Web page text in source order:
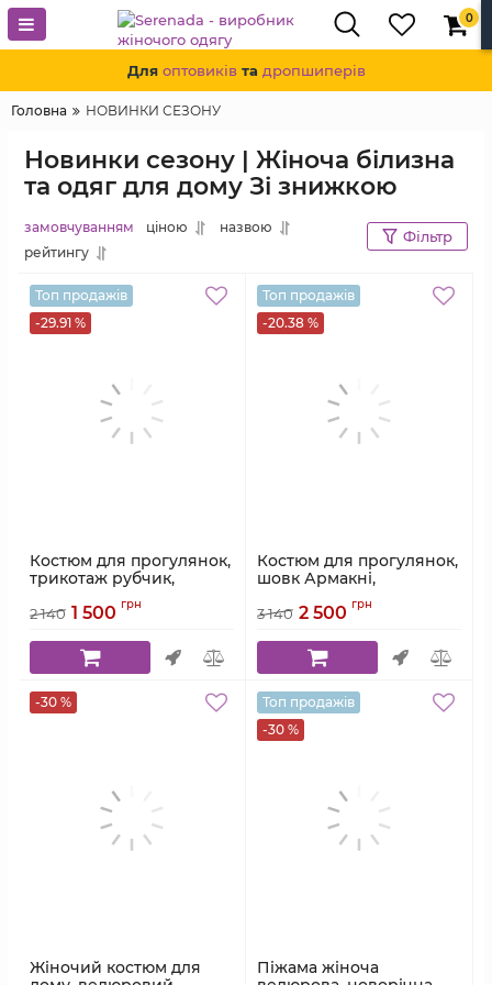
0
Для оптовиків та дропшиперів
Головна НОВИНКИ СЕЗОНУ
Новинки сезону | Жіноча білизна
та одяг для дому Зі знижкою
замовчуванням ціною
назвою
рейтингу
Фільтр
Топ продажів
-29.91 %
Костюм для прогулянок,
трикотаж рубчик,
модель 7027
2 140 1 500 грн
Топ продажів
-20.38 %
Костюм для прогулянок,
шовк Армакні,
модель 3035
3 140 2 500 грн
-30 %
Жіночий костюм для
Топ продажів
-30 %
Піжама жіноча